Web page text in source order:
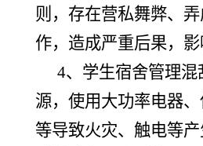
则，存在营私舞弊、
作，造成严重后果，影
4、学生宿舍管理
源，使用大功率电器
等导致火灾、触电等